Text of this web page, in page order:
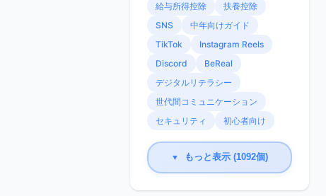
給与所得控除
扶養控除
SNS
中年向けガイド
TikTok
Instagram Reels
Discord
BeReal
デジタルリテラシー
世代間コミュニケーション
セキュリティ
初心者向け
▼ もっと表示 (1092個)